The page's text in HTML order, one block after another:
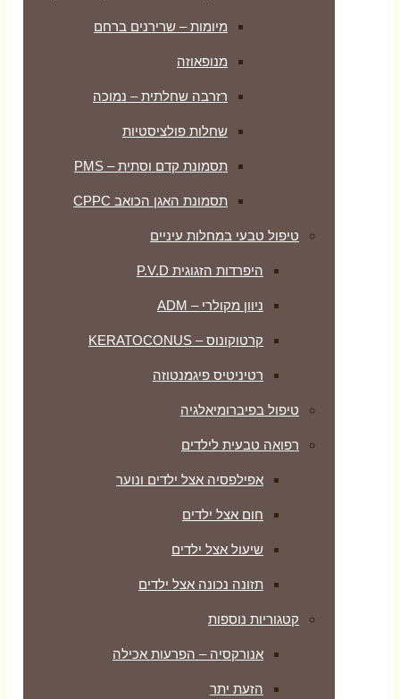
מיומות – שרירנים ברחם
מנופאוזה
רזרבה שחלתית – נמוכה
שחלות פולציסטיות
תסמונת קדם וסתית – PMS
תסמונת האגן הכואב CPPC
טיפול טבעי במחלות עיניים
היפרדות הזגוגית P.V.D
ניוון מקולרי – ADM
קרטוקונוס – KERATOCONUS
רטיניטיס פיגמנטוזה
טיפול בפיברומיאלגיה
רפואה טבעית לילדים
אפילפסיה אצל ילדים ונוער
חום אצל ילדים
שיעול אצל ילדים
תזונה נכונה אצל ילדים
קטגוריות נוספות
אנורקסיה – הפרעות אכילה
הזעת יתר